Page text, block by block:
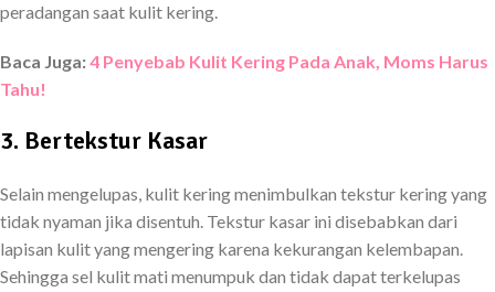
peradangan saat kulit kering.
Baca Juga:4 Penyebab Kulit Kering Pada Anak, Moms Harus
Tahu!
3. Bertekstur Kasar
Selain mengelupas, kulit kering menimbulkan tekstur kering yang
tidak nyaman jika disentuh. Tekstur kasar ini disebabkan dari
lapisan kulit yang mengering karena kekurangan kelembapan.
Sehingga sel kulit mati menumpuk dan tidak dapat terkelupas